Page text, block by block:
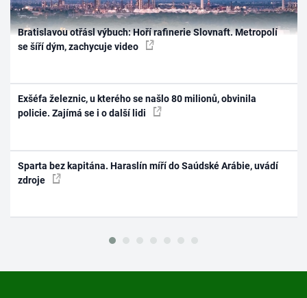
Bratislavou otřásl výbuch: Hoří rafinerie Slovnaft. Metropolí
se šíří dým, zachycuje video
Exšéfa železnic, u kterého se našlo 80 milionů, obvinila
policie. Zajímá se i o další lidi
Sparta bez kapitána. Haraslín míří do Saúdské Arábie, uvádí
zdroje